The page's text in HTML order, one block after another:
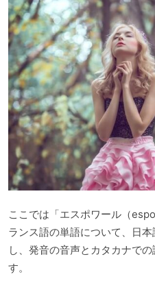
ここでは「エスポワール（
ランス語の単語について、日
し、発音の音声とカタカナで
す。